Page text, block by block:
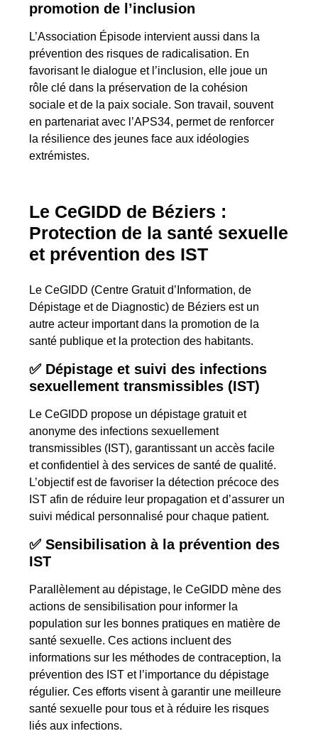
promotion de l’inclusion
L’Association Épisode intervient aussi dans la
prévention des risques de radicalisation. En
favorisant le dialogue et l’inclusion, elle joue un
rôle clé dans la préservation de la cohésion
sociale et de la paix sociale. Son travail, souvent
en partenariat avec l’APS34, permet de renforcer
la résilience des jeunes face aux idéologies
extrémistes.
Le CeGIDD de Béziers :
Protection de la santé sexuelle
et prévention des IST
Le CeGIDD (Centre Gratuit d’Information, de
Dépistage et de Diagnostic) de Béziers est un
autre acteur important dans la promotion de la
santé publique et la protection des habitants.
✅ Dépistage et suivi des infections
sexuellement transmissibles (IST)
Le CeGIDD propose un dépistage gratuit et
anonyme des infections sexuellement
transmissibles (IST), garantissant un accès facile
et confidentiel à des services de santé de qualité.
L’objectif est de favoriser la détection précoce des
IST afin de réduire leur propagation et d’assurer un
suivi médical personnalisé pour chaque patient.
✅Sensibilisation à la prévention des
IST
Parallèlement au dépistage, le CeGIDD mène des
actions de sensibilisation pour informer la
population sur les bonnes pratiques en matière de
santé sexuelle. Ces actions incluent des
informations sur les méthodes de contraception, la
prévention des IST et l’importance du dépistage
régulier. Ces efforts visent à garantir une meilleure
santé sexuelle pour tous et à réduire les risques
liés aux infections.